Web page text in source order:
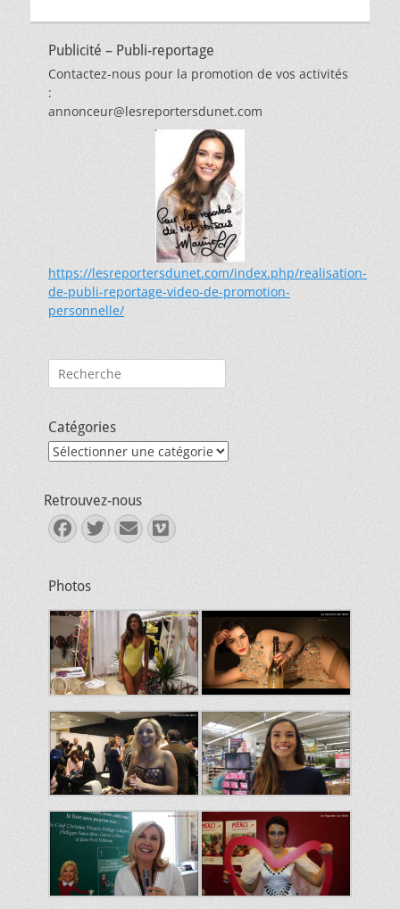
Publicité – Publi-reportage
Contactez-nous pour la promotion de vos activités
:
annonceur@lesreportersdunet.com
https://lesreportersdunet.com/index.php/realisation-
de-publi-reportage-video-de-promotion-
personnelle/
Rechercher :
Catégories
Catégories
Retrouvez-nous
Facebook
Twitter
E-
mail
Vimeo
Photos